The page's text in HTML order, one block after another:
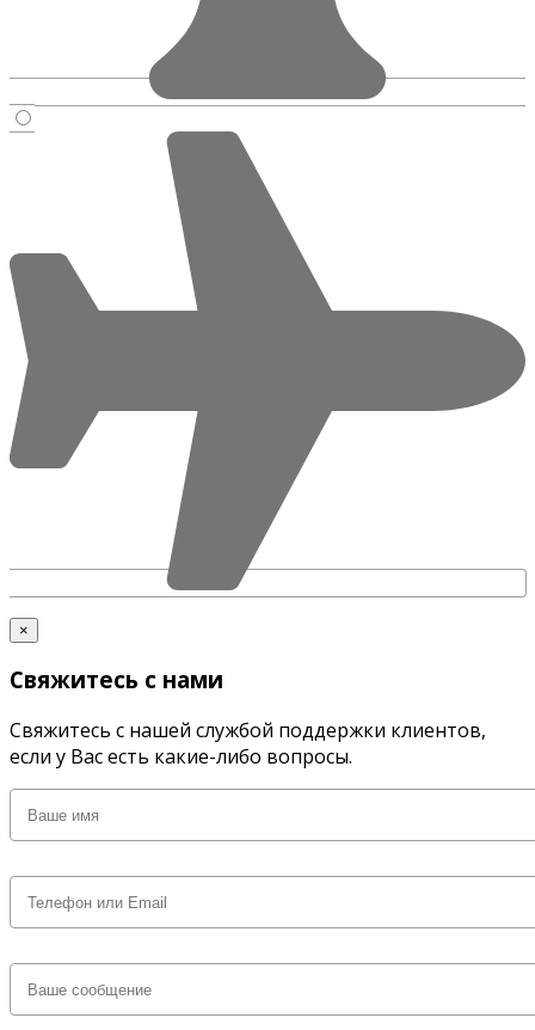
×
Свяжитесь с нами
Свяжитесь с нашей службой поддержки клиентов,
если у Вас есть какие-либо вопросы.